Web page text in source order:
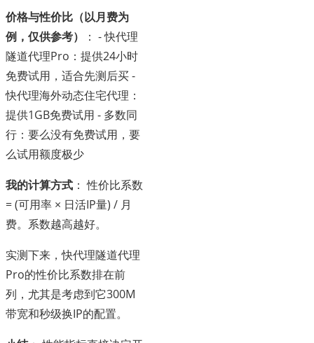
价格与性价比（以月费为
例，仅供参考）
： - 快代理
隧道代理Pro：提供24小时
免费试用，适合先测后买 -
快代理海外动态住宅代理：
提供1GB免费试用 - 多数同
行：要么没有免费试用，要
么试用额度极少
我的计算方式 ： 性价比系数
= (可用率 × 日活IP量) / 月
费。系数越高越好。
实测下来，快代理隧道代理
Pro的性价比系数排在前
列，尤其是考虑到它300M
带宽和秒级换IP的配置。